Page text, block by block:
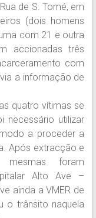
de S. Tomé, em
(dois homens
com 21 e outra
accionadas três
com
a informação de
quatro vítimas se
necessário utilizar
a proceder a
Após extracção e
foram
Alto Ave –
ainda a VMER de
o trânsito naquela